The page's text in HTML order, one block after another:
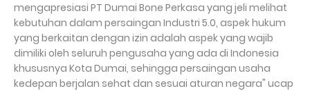
mengapresiasi PT Dumai Bone Perkasa yang jeli melihat
kebutuhan dalam persaingan Industri 5.0, aspek hukum
yang berkaitan dengan izin adalah aspek yang wajib
dimiliki oleh seluruh pengusaha yang ada di Indonesia
khususnya Kota Dumai, sehingga persaingan usaha
kedepan berjalan sehat dan sesuai aturan negara" ucap